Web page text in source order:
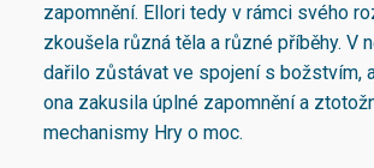
zapomnění. Ellori tedy v rámci svého
zkoušela různá těla a různé příběhy. V
dařilo zůstávat ve spojení s božstvím,
ona zakusila úplné zapomnění a
mechanismy Hry o moc.